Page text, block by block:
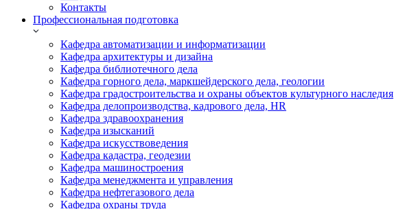
Контакты
Профессиональная подготовка
Кафедра автоматизации и информатизации
Кафедра архитектуры и дизайна
Кафедра библиотечного дела
Кафедра горного дела, маркшейдерского дела, геологии
Кафедра градостроительства и охраны объектов культурного наследия
Кафедра делопроизводства, кадрового дела, HR
Кафедра здравоохранения
Кафедра изысканий
Кафедра искусствоведения
Кафедра кадастра, геодезии
Кафедра машиностроения
Кафедра менеджмента и управления
Кафедра нефтегазового дела
Кафедра охраны труда